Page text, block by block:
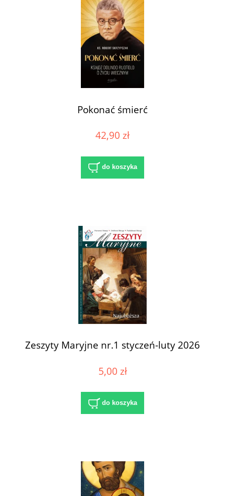
Pokonać śmierć
42,90 zł
do koszyka
Zeszyty Maryjne nr.1 styczeń-luty 2026
5,00 zł
do koszyka